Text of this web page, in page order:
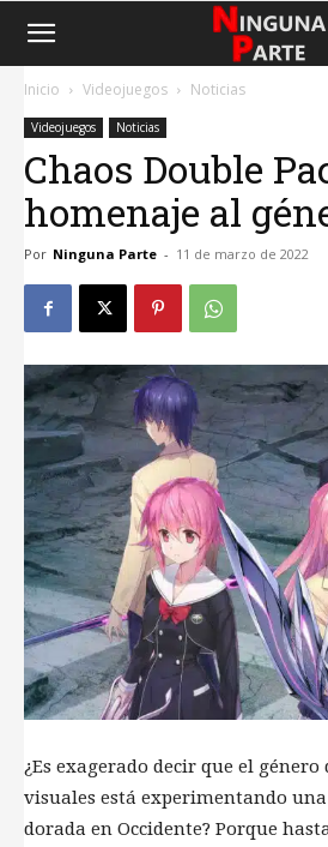
Inicio Videojuegos Noticias
Videojuegos Noticias
Chaos Double
homenaje al
Por Ninguna Parte - 11 de marzo de 2022
¿Es exagerado decir que el género
visuales está experimentando una
dorada en Occidente? Porque